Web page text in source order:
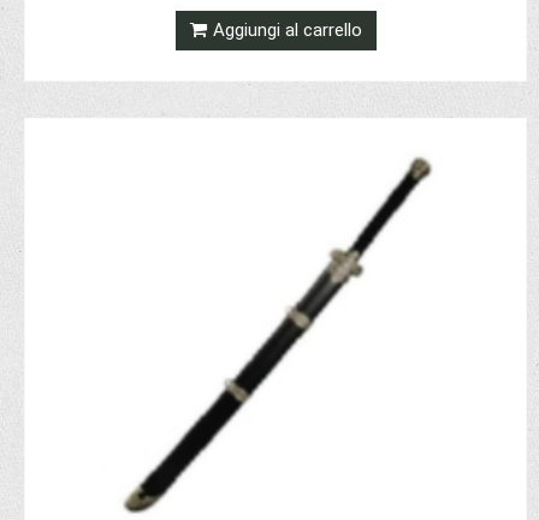
Aggiungi al carrello